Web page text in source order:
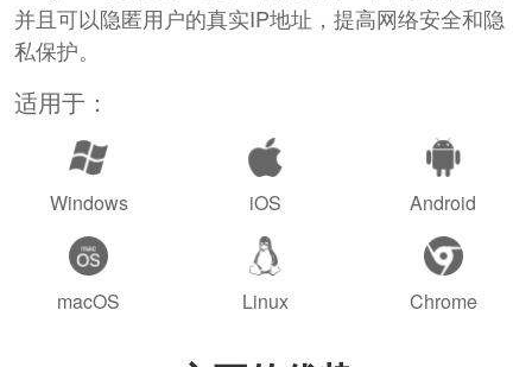
并且可以隐匿用户的真实IP地址，提高网络安全和隐
私保护。
适用于：
Windows iOS Android
macOS Linux Chrome